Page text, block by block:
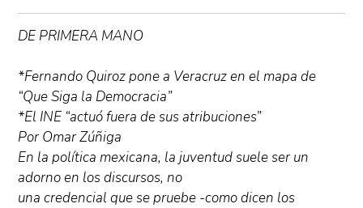
DE PRIMERA MANO
*Fernando Quiroz pone a Veracruz en el mapa de
“Que Siga la Democracia”
*El INE “actuó fuera de sus atribuciones”
Por Omar Zúñiga
En la política mexicana, la juventud suele ser un
adorno en los discursos, no
una credencial que se pruebe -como dicen los